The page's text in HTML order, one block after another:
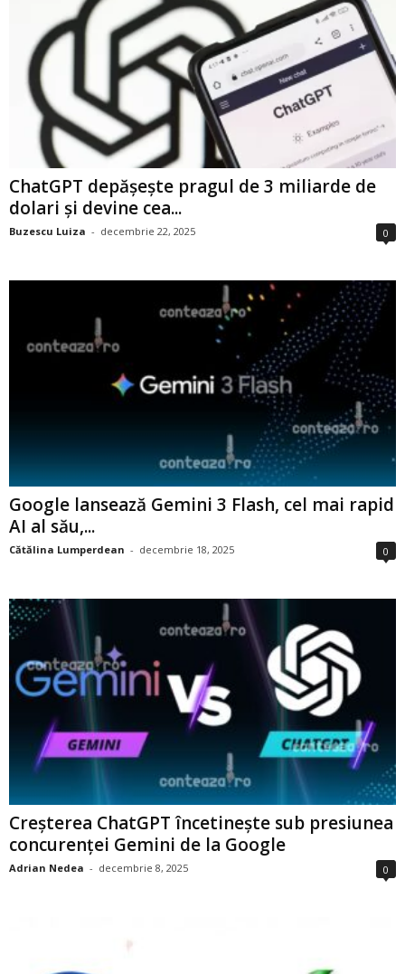
ChatGPT depășește pragul de 3 miliarde de
dolari și devine cea...
Buzescu Luiza - decembrie 22, 2025 0
Google lansează Gemini 3 Flash, cel mai rapid
AI al său,...
Cătălina Lumperdean - decembrie 18, 2025 0
Creșterea ChatGPT încetinește sub presiunea
concurenței Gemini de la Google
Adrian Nedea - decembrie 8, 2025 0